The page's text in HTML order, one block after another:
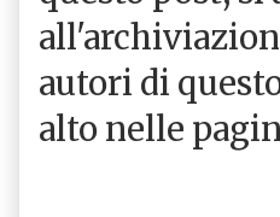
autori di
alto nelle